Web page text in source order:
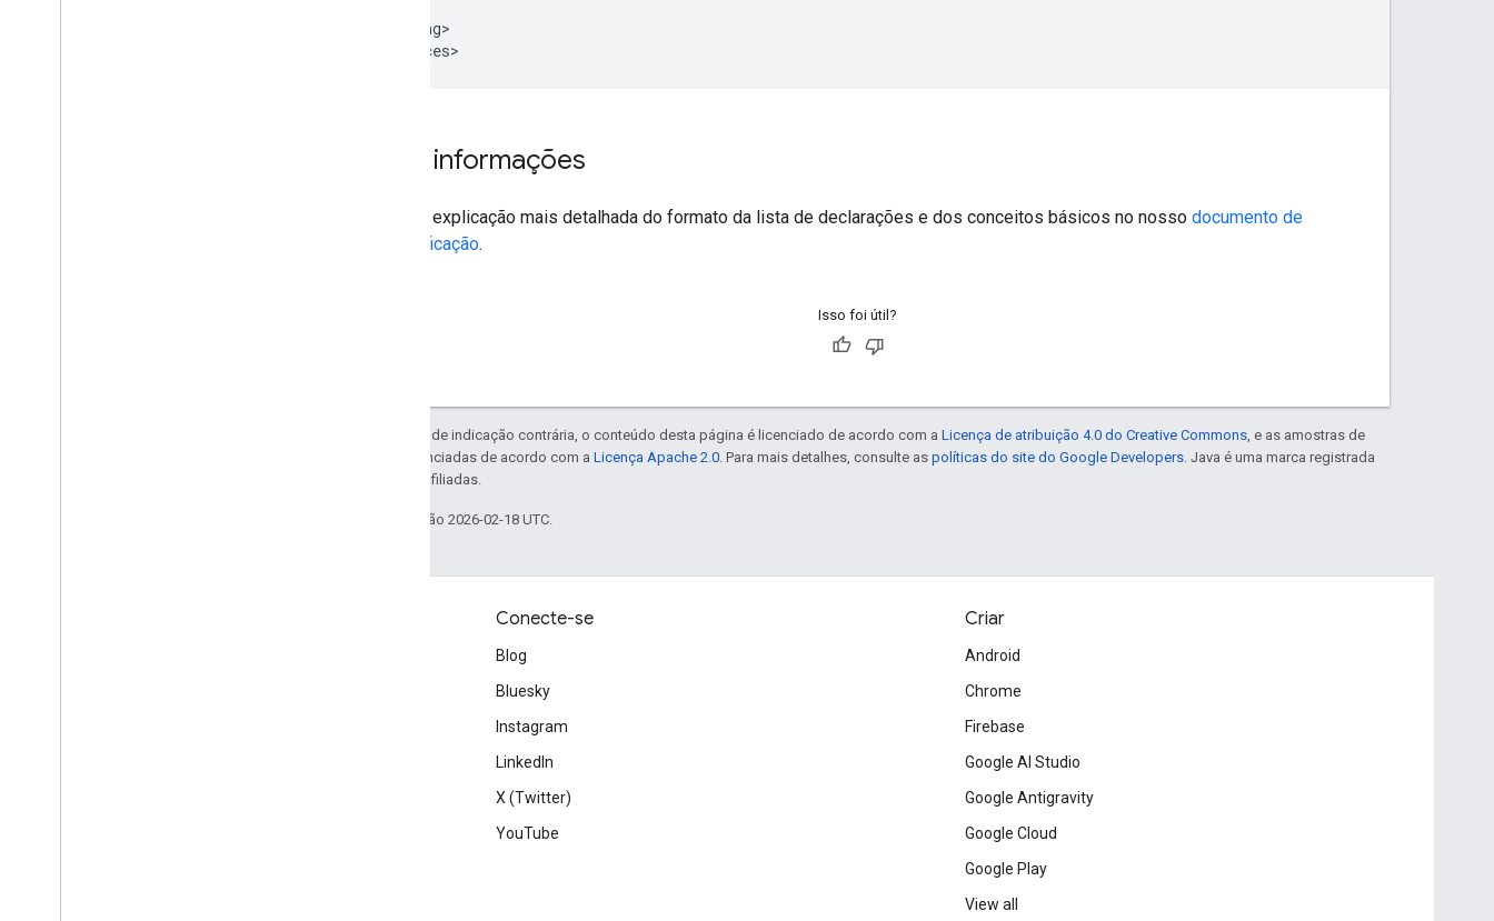
  </string>
</resources>
Mais informações
Há uma explicação mais detalhada do formato da lista de declarações e dos conceitos básicos no nosso documento de
especificação.
Isso foi útil?
Exceto em caso de indicação contrária, o conteúdo desta página é licenciado de acordo com a Licença de atribuição 4.0 do Creative Commons , e as amostras de
código são licenciadas de acordo com a Licença Apache 2.0 . Para mais detalhes, consulte as políticas do site do Google Developers . Java é uma marca registrada
da Oracle e/ou afiliadas.
Última atualização 2026-02-18 UTC.
Conecte-se
Blog
Bluesky
Instagram
LinkedIn
X (Twitter)
YouTube
Criar
Android
Chrome
Firebase
Google AI Studio
Google Antigravity
Google Cloud
Google Play
View all